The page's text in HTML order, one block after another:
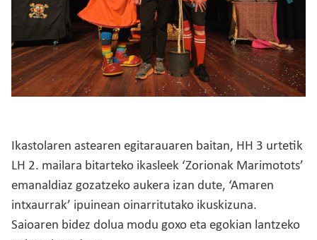
Ikastolaren astearen egitarauaren baitan, HH 3 urtetik
LH 2. mailara bitarteko ikasleek ‘Zorionak Marimotots’
emanaldiaz gozatzeko aukera izan dute, ‘Amaren
intxaurrak’ ipuinean oinarritutako ikuskizuna.
Saioaren bidez dolua modu goxo eta egokian lantzeko